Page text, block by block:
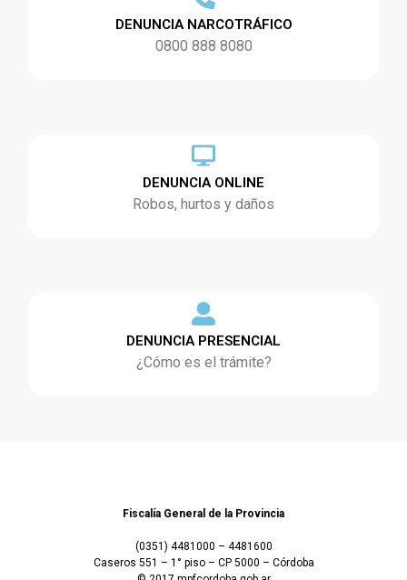
DENUNCIA NARCOTRÁFICO
0800 888 8080
DENUNCIA ONLINE
Robos, hurtos y daños
DENUNCIA PRESENCIAL
¿Cómo es el trámite?
Fiscalía General de la Provincia
(0351) 4481000 – 4481600
Caseros 551 – 1° piso – CP 5000 – Córdoba